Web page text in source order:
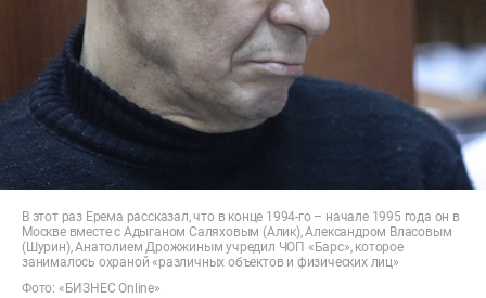
В этот раз Ерема рассказал, что в конце 1994-го – начале 1995 года он в
Москве вместе с Адыганом Саляховым (Алик), Александром Власовым
(Шурин), Анатолием Дрожжиным учредил ЧОП «Барс», которое
занималось охраной «различных объектов и физических лиц»
Фото: «БИЗНЕС Online»